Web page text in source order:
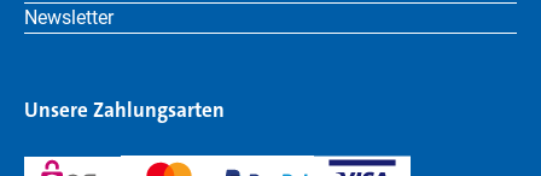
Newsletter
Unsere Zahlungsarten